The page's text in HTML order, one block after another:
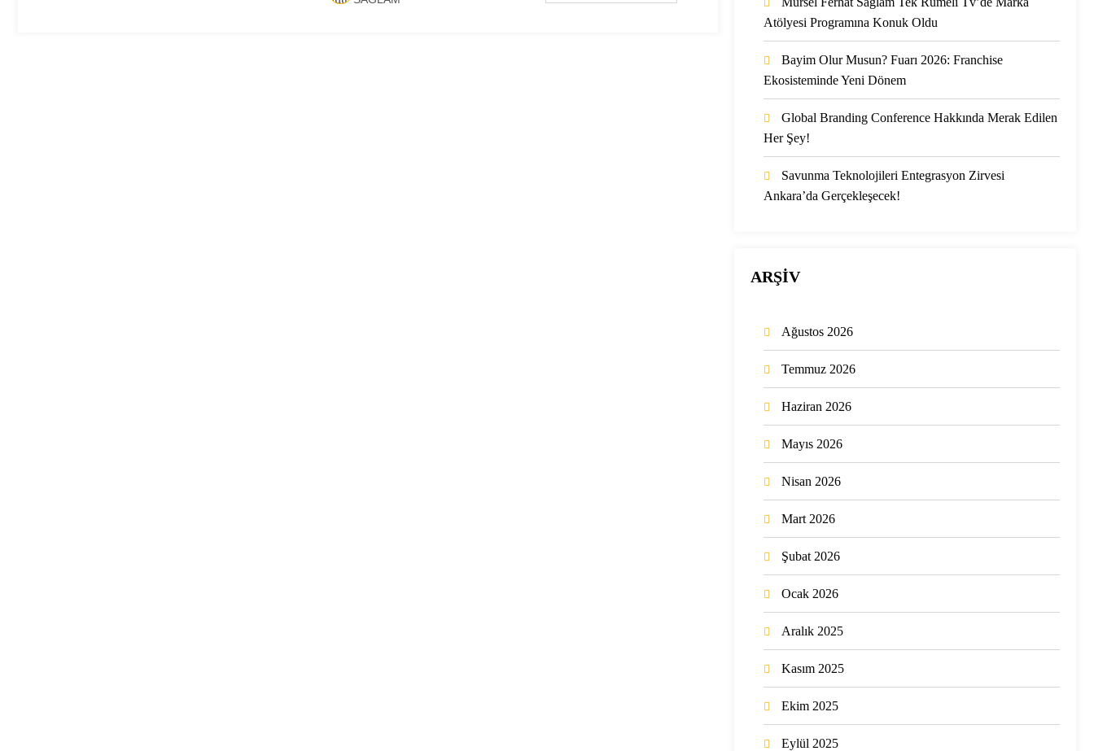
Atölyesi Programına Konuk Oldu
Bayim Olur Musun? Fuarı 2026: Franchise
Ekosisteminde Yeni Dönem
Global Branding Conference Hakkında Merak Edilen
Her Şey!
Savunma Teknolojileri Entegrasyon Zirvesi
Ankara’da Gerçekleşecek!
ARŞİV
Ağustos 2026
Temmuz 2026
Haziran 2026
Mayıs 2026
Nisan 2026
Mart 2026
Şubat 2026
Ocak 2026
Aralık 2025
Kasım 2025
Ekim 2025
Eylül 2025